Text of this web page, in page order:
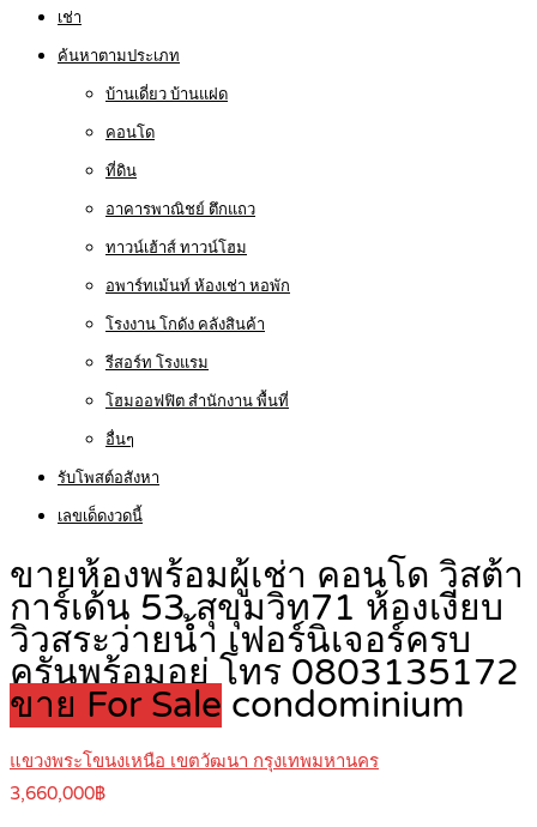
เช่า
ค้นหาตามประเภท
บ้านเดี่ยว บ้านแฝด
คอนโด
ที่ดิน
อาคารพาณิชย์ ตึกแถว
ทาวน์เฮ้าส์ ทาวน์โฮม
อพาร์ทเม้นท์ ห้องเช่า หอพัก
โรงงาน โกดัง คลังสินค้า
รีสอร์ท โรงแรม
โฮมออฟฟิต สำนักงาน พื้นที่
อื่นๆ
รับโพสต์อสังหา
เลขเด็ดงวดนี้
ขายห้องพร้อมผู้เช่า คอนโด วิสต้า
การ์เด้น 53 สุขุมวิท71 ห้องเงียบ
วิวสระว่ายน้ำ เฟอร์นิเจอร์ครบ
ครันพร้อมอยู่ โทร 0803135172
ขาย For Sale condominium
แขวงพระโขนงเหนือ เขตวัฒนา กรุงเทพมหานคร
3,660,000฿